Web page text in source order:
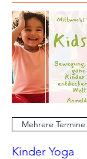
Mehrere Termine
Kinder Yoga